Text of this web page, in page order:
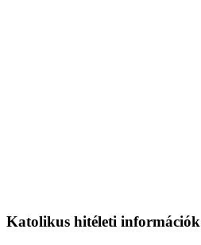
Katolikus hitéleti információk